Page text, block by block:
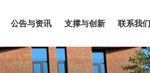
公告与资讯 支撑与创新 联系我们